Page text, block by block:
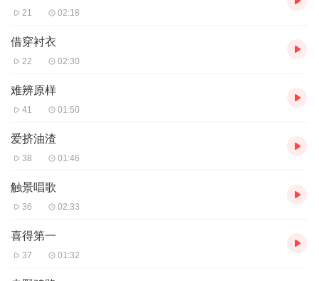
21 02:18
借穿衬衣
22 02:30
难辨原样
41 01:50
爱挤油渣
38 01:46
触景唱歌
36 02:33
喜得第一
37 01:32